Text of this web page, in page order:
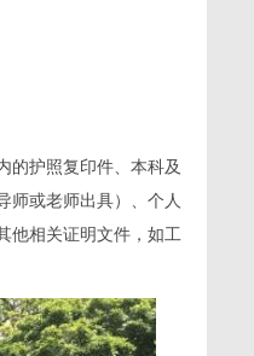
的护照复印件、本科及
师或老师出具）、个人
他相关证明文件，如工